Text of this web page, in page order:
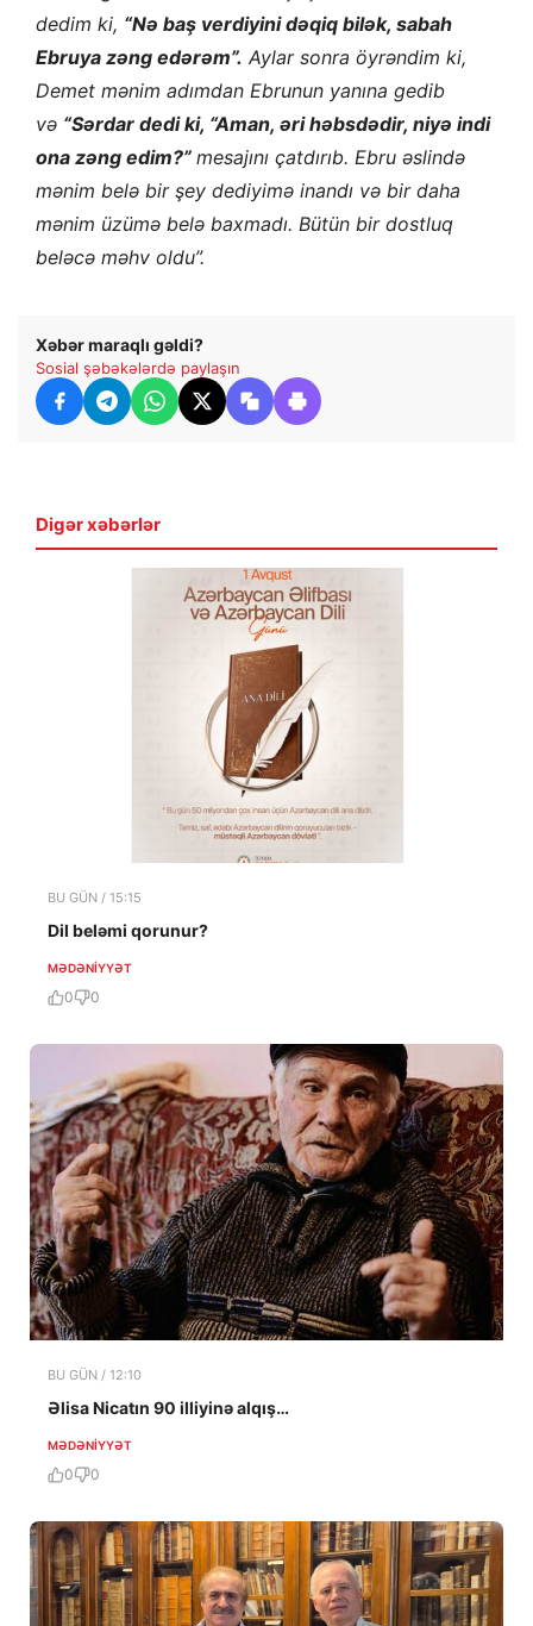
dedim ki, “Nə baş verdiyini dəqiq bilək, sabah
Ebruya zəng edərəm”. Aylar sonra öyrəndim ki,
Demet mənim adımdan Ebrunun yanına gedib
və “Sərdar dedi ki, “Aman, əri həbsdədir, niyə indi
ona zəng edim?” mesajını çatdırıb. Ebru əslində
mənim belə bir şey dediyimə inandı və bir daha
mənim üzümə belə baxmadı. Bütün bir dostluq
beləcə məhv oldu”.
Xəbər maraqlı gəldi?
Sosial şəbəkələrdə paylaşın
Digər xəbərlər
BU GÜN / 15:15
Dil beləmi qorunur?
MƏDƏNIYYƏT
0 0
BU GÜN / 12:10
Əlisa Nicatın 90 illiyinə alqış…
MƏDƏNIYYƏT
0 0